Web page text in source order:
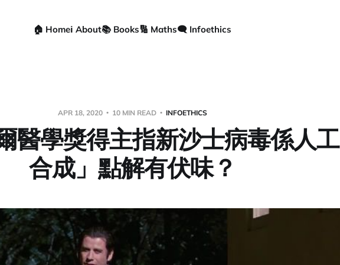
🏠 Homeℹ️ About📚 Books🔢 Maths🗨️ Infoethics
APR 18, 2020 10 MIN READ INFOETHICS
醫學獎得主指新沙士病毒係人工
合成」點解有伏味？